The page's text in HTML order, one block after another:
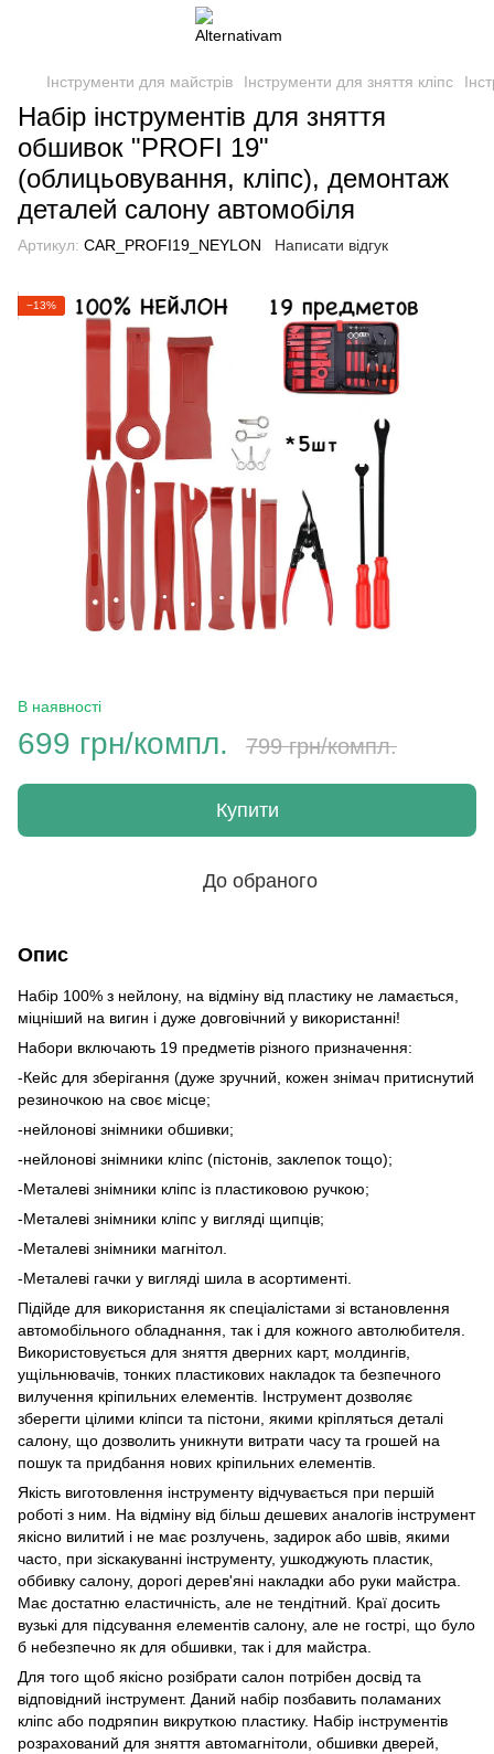
Інструменти для майстрів Інструменти для зняття кліпс
Набір інструментів для зняття
обшивок "PROFI 19"
(облицьовування, кліпс), демонтаж
деталей салону автомобіля
Артикул: CAR_PROFI19_NEYLON Написати відгук
−13%
В наявності
699 грн/компл. 799 грн/компл.
Купити
До обраного
Опис
Набір 100% з нейлону, на відміну від пластику не ламається,
міцніший на вигин і дуже довговічний у використанні!
Набори включають 19 предметів різного призначення:
-Кейс для зберігання (дуже зручний, кожен знімач притиснутий
резиночкою на своє місце;
-нейлонові знімники обшивки;
-нейлонові знімники кліпс (пістонів, заклепок тощо);
-Металеві знімники кліпс із пластиковою ручкою;
-Металеві знімники кліпс у вигляді щипців;
-Металеві знімники магнітол.
-Металеві гачки у вигляді шила в асортименті.
Підійде для використання як спеціалістами зі встановлення
автомобільного обладнання, так і для кожного автолюбителя.
Використовується для зняття дверних карт, молдингів,
ущільнювачів, тонких пластикових накладок та безпечного
вилучення кріпильних елементів. Інструмент дозволяє
зберегти цілими кліпси та пістони, якими кріпляться деталі
салону, що дозволить уникнути витрати часу та грошей на
пошук та придбання нових кріпильних елементів.
Якість виготовлення інструменту відчувається при першій
роботі з ним. На відміну від більш дешевих аналогів інструмент
якісно вилитий і не має розлучень, задирок або швів, якими
часто, при зіскакуванні інструменту, ушкоджують пластик,
оббивку салону, дорогі дерев'яні накладки або руки майстра.
Має достатню еластичність, але не тендітний. Краї досить
вузькі для підсування елементів салону, але не гострі, що було
б небезпечно як для обшивки, так і для майстра.
Для того щоб якісно розібрати салон потрібен досвід та
відповідний інструмент. Даний набір позбавить поламаних
кліпс або подряпин викруткою пластику. Набір інструментів
розрахований для зняття автомагнітоли, обшивки дверей,